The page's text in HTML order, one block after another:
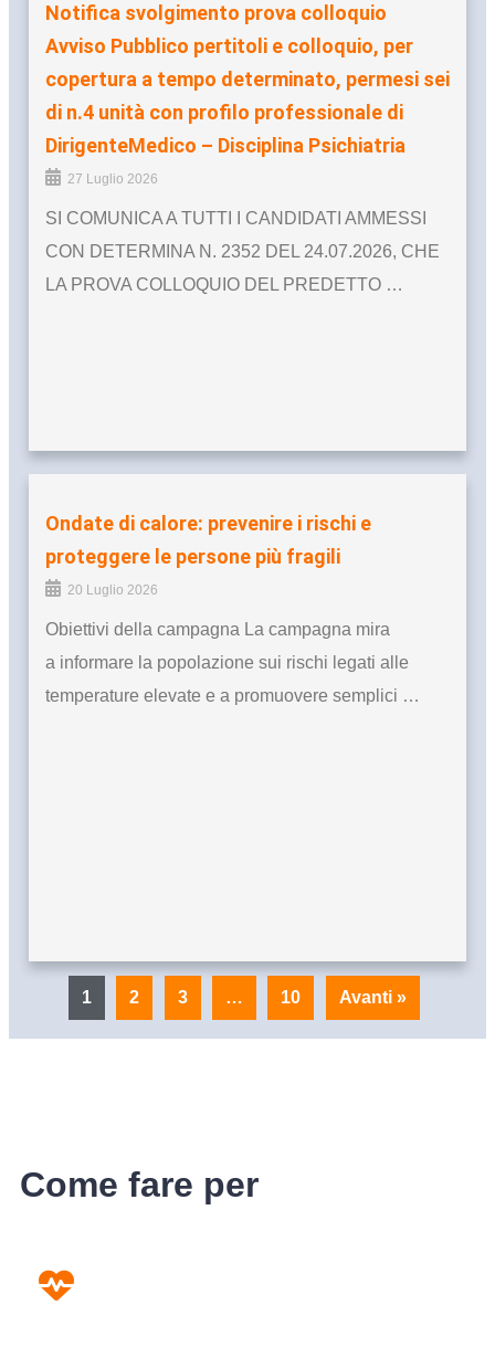
Notifica svolgimento prova colloquio
Avviso Pubblico pertitoli e colloquio, per
copertura a tempo determinato, permesi sei
di n.4 unità con profilo professionale di
DirigenteMedico – Disciplina Psichiatria
27 Luglio 2026
SI COMUNICA A TUTTI I CANDIDATI AMMESSI
CON DETERMINA N. 2352 DEL 24.07.2026, CHE
LA PROVA COLLOQUIO DEL PREDETTO …
Ondate di calore: prevenire i rischi e
proteggere le persone più fragili
20 Luglio 2026
Obiettivi della campagna La campagna mira
a informare la popolazione sui rischi legati alle
temperature elevate e a promuovere semplici …
1 2 3 … 10 Avanti »
Come fare per